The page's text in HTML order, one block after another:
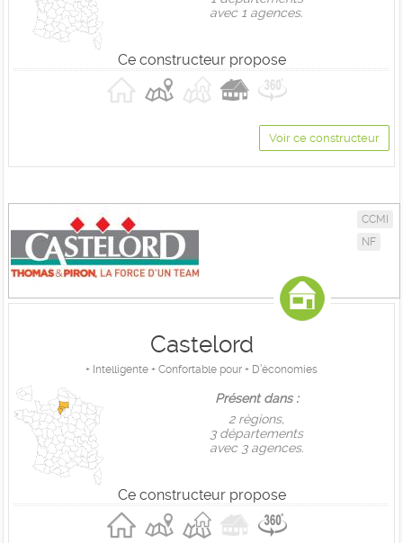
avec 1 agences.
Ce constructeur propose
Voir ce constructeur
CCMI
NF
Castelord
+ Intelligente + Confortable pour + D’économies
Présent dans :
2 règions,
3 départements
avec 3 agences.
Ce constructeur propose